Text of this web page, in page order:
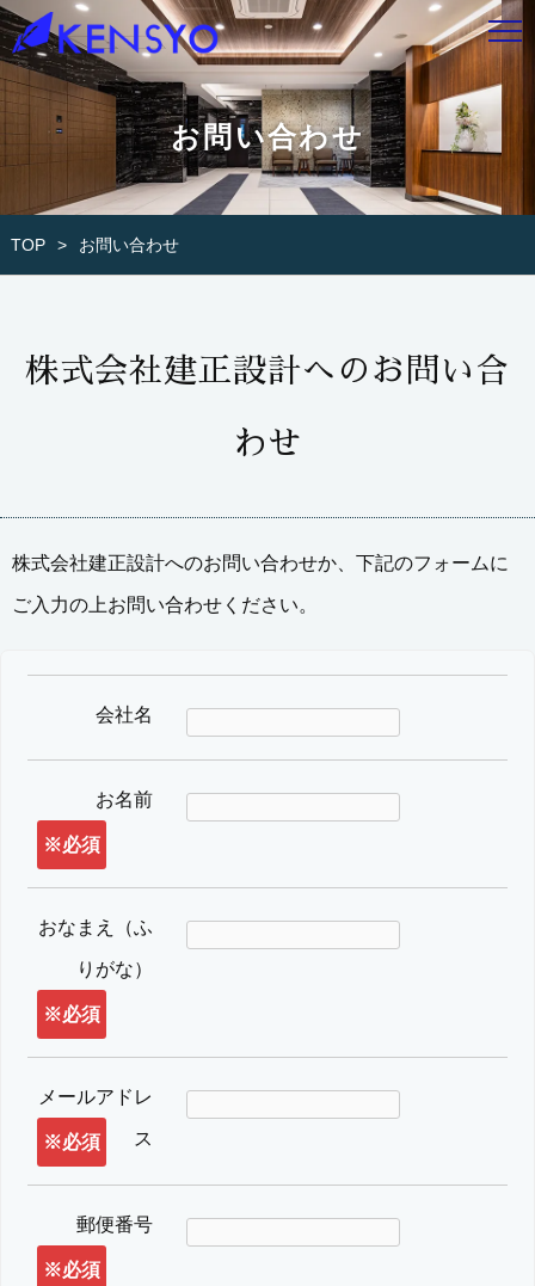
お問い合わせ
TOP お問い合わせ
株式会社建正設計へのお問い合
わせ
株式会社建正設計へのお問い合わせか、下記のフォームに
ご入力の上お問い合わせください。
会社名
お名前
※必須
おなまえ（ふ
りがな）
※必須
メールアドレ
ス
※必須
郵便番号
※必須